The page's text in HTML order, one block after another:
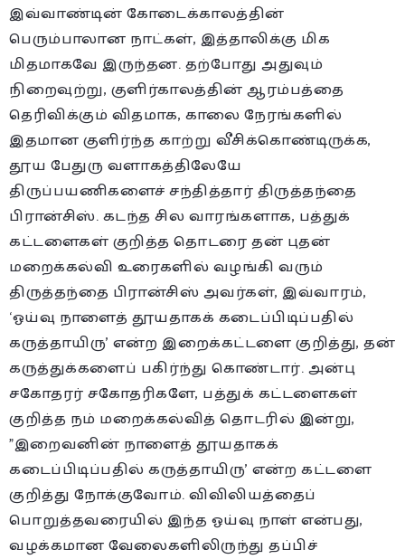
இவ்வாண்டின் கோடைக்காலத்தின்
பெரும்பாலான நாட்கள், இத்தாலிக்கு மிக
மிதமாகவே இருந்தன. தற்போது அதுவும்
நிறைவுற்று, குளிர்காலத்தின் ஆரம்பத்தை
தெரிவிக்கும் விதமாக, காலை நேரங்களில்
இதமான குளிர்ந்த காற்று வீசிக்கொண்டிருக்க,
தூய பேதுரு வளாகத்திலேயே
திருப்பயணிகளைச் சந்தித்தார் திருத்தந்தை
பிரான்சிஸ். கடந்த சில வாரங்களாக, பத்துக்
கட்டளைகள் குறித்த தொடரை தன் புதன்
மறைக்கல்வி உரைகளில் வழங்கி வரும்
திருத்தந்தை பிரான்சிஸ் அவர்கள், இவ்வாரம்,
‘ஓய்வு நாளைத் தூயதாகக் கடைப்பிடிப்பதில்
கருத்தாயிரு’ என்ற இறைக்கட்டளை குறித்து, தன்
கருத்துக்களைப் பகிர்ந்து கொண்டார். அன்பு
சகோதரர் சகோதரிகளே, பத்துக் கட்டளைகள்
குறித்த நம் மறைக்கல்வித் தொடரில் இன்று,
”இறைவனின் நாளைத் தூயதாகக்
கடைப்பிடிப்பதில் கருத்தாயிரு’ என்ற கட்டளை
குறித்து நோக்குவோம். விவிலியத்தைப்
பொறுத்தவரையில் இந்த ஓய்வு நாள் என்பது,
வழக்கமான வேலைகளிலிருந்து தப்பிச்